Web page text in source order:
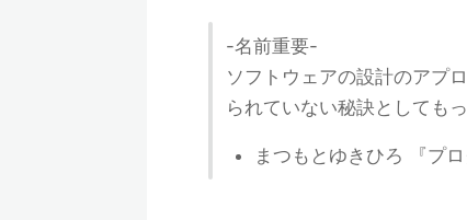
-名前重要-
ソフトウェアの設計のアプ
られていない秘訣としても
まつもとゆきひろ 『プ